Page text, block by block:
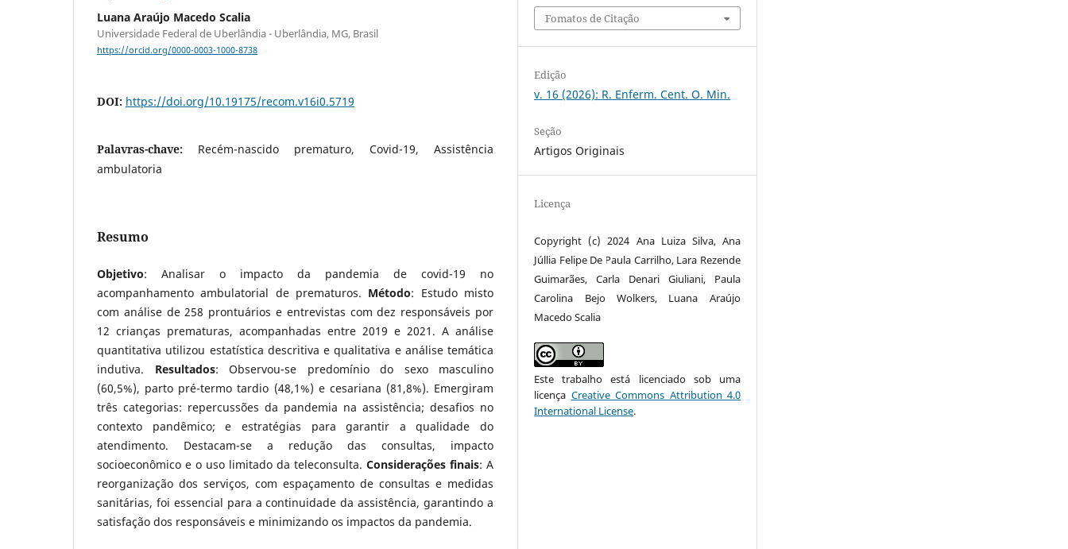
Luana Araújo Macedo Scalia
Universidade Federal de Uberlândia - Uberlândia, MG, Brasil
https://orcid.org/0000-0003-1000-8738
DOI: https://doi.org/10.19175/recom.v16i0.5719
Palavras-chave: Recém-nascido prematuro, Covid-19, Assistência
ambulatoria
Resumo
Objetivo: Analisar o impacto da pandemia de covid-19 no
acompanhamento ambulatorial de prematuros. Método: Estudo misto
com análise de 258 prontuários e entrevistas com dez responsáveis por
12 crianças prematuras, acompanhadas entre 2019 e 2021. A análise
quantitativa utilizou estatística descritiva e qualitativa e análise temática
indutiva. Resultados: Observou-se predomínio do sexo masculino
(60,5%), parto pré-termo tardio (48,1%) e cesariana (81,8%). Emergiram
três categorias: repercussões da pandemia na assistência; desafios no
contexto pandêmico; e estratégias para garantir a qualidade do
atendimento. Destacam-se a redução das consultas, impacto
socioeconômico e o uso limitado da teleconsulta. Considerações finais: A
reorganização dos serviços, com espaçamento de consultas e medidas
sanitárias, foi essencial para a continuidade da assistência, garantindo a
satisfação dos responsáveis e minimizando os impactos da pandemia.
Fomatos de Citação
Edição
v. 16 (2026): R. Enferm. Cent. O. Min.
Seção
Artigos Originais
Licença
Copyright (c) 2024 Ana Luiza Silva, Ana
Júllia Felipe De Paula Carrilho, Lara Rezende
Guimarães, Carla Denari Giuliani, Paula
Carolina Bejo Wolkers, Luana Araújo
Macedo Scalia
Este trabalho está licenciado sob uma
licença Creative Commons Attribution 4.0
International License.